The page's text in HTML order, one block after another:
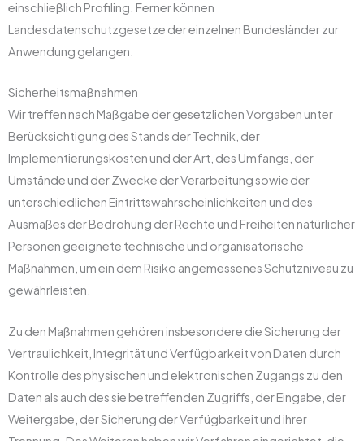
einschließlich Profiling. Ferner können
Landesdatenschutzgesetze der einzelnen Bundesländer zur
Anwendung gelangen.
Sicherheitsmaßnahmen
Wir treffen nach Maßgabe der gesetzlichen Vorgaben unter
Berücksichtigung des Stands der Technik, der
Implementierungskosten und der Art, des Umfangs, der
Umstände und der Zwecke der Verarbeitung sowie der
unterschiedlichen Eintrittswahrscheinlichkeiten und des
Ausmaßes der Bedrohung der Rechte und Freiheiten natürlicher
Personen geeignete technische und organisatorische
Maßnahmen, um ein dem Risiko angemessenes Schutzniveau zu
gewährleisten.
Zu den Maßnahmen gehören insbesondere die Sicherung der
Vertraulichkeit, Integrität und Verfügbarkeit von Daten durch
Kontrolle des physischen und elektronischen Zugangs zu den
Daten als auch des sie betreffenden Zugriffs, der Eingabe, der
Weitergabe, der Sicherung der Verfügbarkeit und ihrer